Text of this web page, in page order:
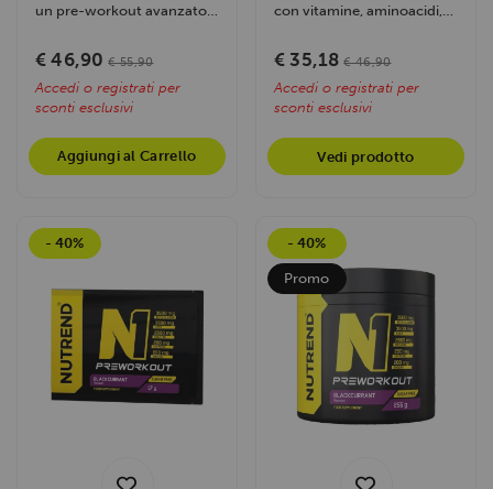
un pre-workout avanzato:
energia e...
€ 46,90 € 55,90
Accedi o registrati per
sconti esclusivi
Aggiungi al Carrello
con vitamine, aminoacidi,
vegetali....
€ 35,18 € 46,90
Accedi o registrati per
sconti esclusivi
Vedi prodotto
- 40% - 40%
Promo